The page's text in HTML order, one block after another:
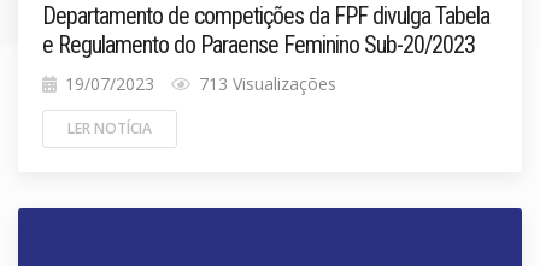
Departamento de competições da FPF divulga Tabela
e Regulamento do Paraense Feminino Sub-20/2023
19/07/2023 713 Visualizações
LER NOTÍCIA